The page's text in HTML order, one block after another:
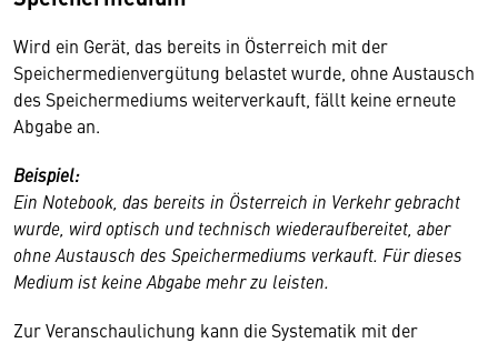
Wird ein Gerät, das bereits in Österreich mit der
Speichermedienvergütung belastet wurde, ohne Austausch
des Speichermediums weiterverkauft, fällt keine erneute
Abgabe an.
Beispiel:
Ein Notebook, das bereits in Österreich in Verkehr gebracht
wurde, wird optisch und technisch wiederaufbereitet, aber
ohne Austausch des Speichermediums verkauft. Für dieses
Medium ist keine Abgabe mehr zu leisten.
Zur Veranschaulichung kann die Systematik mit der